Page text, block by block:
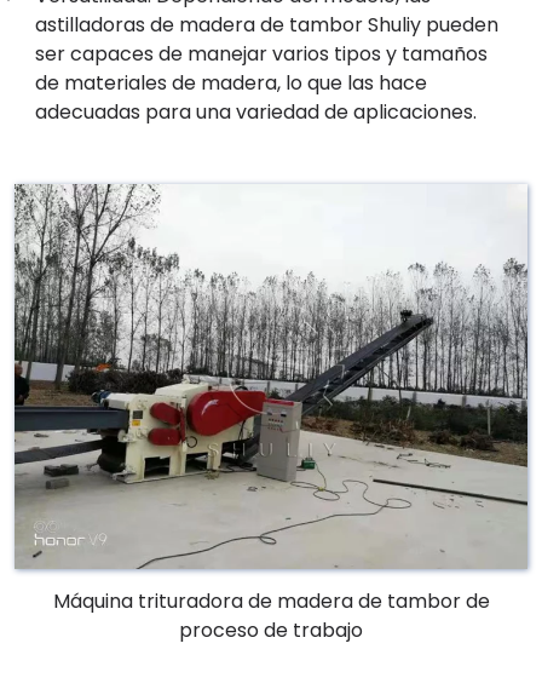
astilladoras de madera de tambor Shuliy pueden
ser capaces de manejar varios tipos y tamaños
de materiales de madera, lo que las hace
adecuadas para una variedad de aplicaciones.
Máquina trituradora de madera de tambor de
proceso de trabajo